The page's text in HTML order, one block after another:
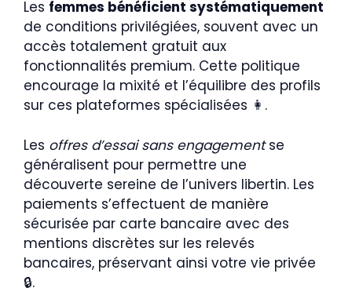
Les femmes bénéficient systématiquement
de conditions privilégiées, souvent avec un
accès totalement gratuit aux
fonctionnalités premium. Cette politique
encourage la mixité et l’équilibre des profils
sur ces plateformes spécialisées 👩.
Les offres d’essai sans engagementse
généralisent pour permettre une
découverte sereine de l’univers libertin. Les
paiements s’effectuent de manière
sécurisée par carte bancaire avec des
mentions discrètes sur les relevés
bancaires, préservant ainsi votre vie privée
🔒.